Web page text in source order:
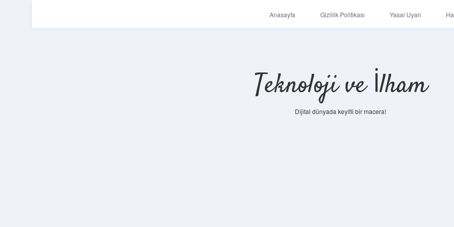
Anasayfa Gizlilik Politikası Yasal Uyarı
Teknoloji ve İlham
Dijital dünyada keyifli bir macera!